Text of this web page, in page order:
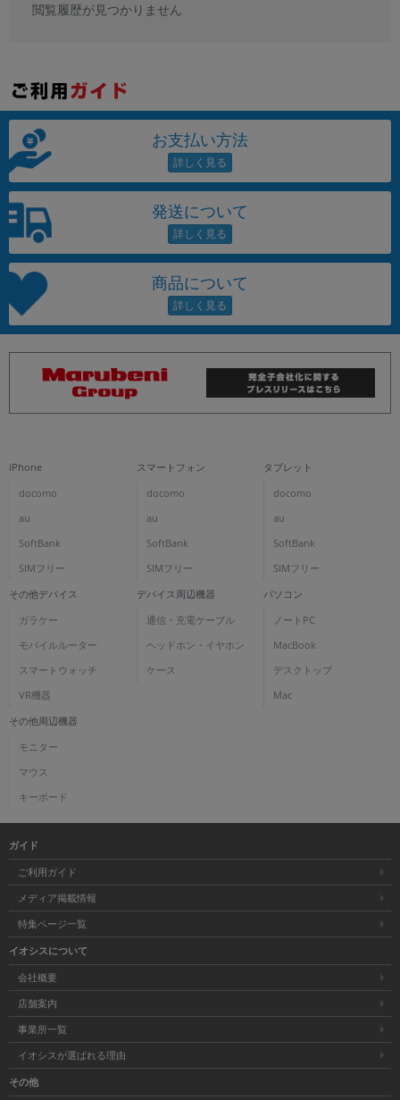
閲覧履歴が見つかりません
お支払い方法
発送について
商品について
iPhone
docomo
au
SoftBank
SIMフリー
スマートフォン
docomo
au
SoftBank
SIMフリー
タブレット
docomo
au
SoftBank
SIMフリー
その他デバイス
ガラケー
モバイルルーター
スマートウォッチ
VR機器
デバイス周辺機器
通信・充電ケーブル
ヘッドホン・イヤホン
ケース
パソコン
ノートPC
MacBook
デスクトップ
Mac
その他周辺機器
モニター
マウス
キーボード
ガイド
ご利用ガイド
メディア掲載情報
特集ページ一覧
イオシスについて
会社概要
店舗案内
事業所一覧
イオシスが選ばれる理由
その他